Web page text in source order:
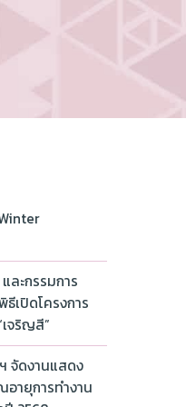
ละกรรมการ
เปิดโครงการ
จริญสี”
จัดงานแสดง
อายุการทำงาน